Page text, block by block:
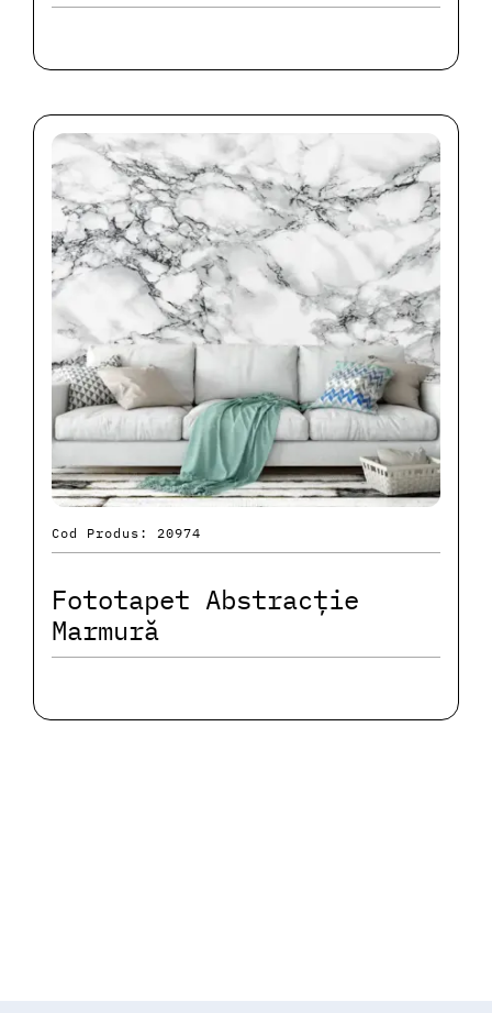
Cod Produs: 20974
Fototapet Abstracție
Marmură